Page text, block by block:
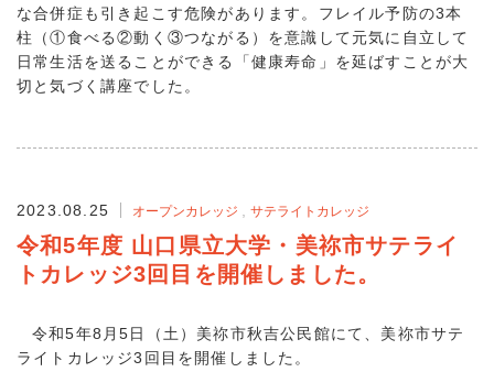
な合併症も引き起こす危険があります。フレイル予防の3本
柱（①食べる②動く③つながる）を意識して元気に自立して
日常生活を送ることができる「健康寿命」を延ばすことが大
切と気づく講座でした。
2023.08.25 オープンカレッジ サテライトカレッジ
令和5年度 山口県立大学・美祢市サテライ
トカレッジ3回目を開催しました。
令和5年8月5日（土）美祢市秋吉公民館にて、美祢市サテ
ライトカレッジ3回目を開催しました。